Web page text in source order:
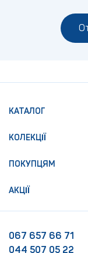
КАТАЛОГ
КОЛЕКЦІЇ
ПОКУПЦЯМ
АКЦІЇ
067 657 66 71
044 507 05 22